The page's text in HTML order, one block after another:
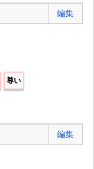
編集
尊い
編集